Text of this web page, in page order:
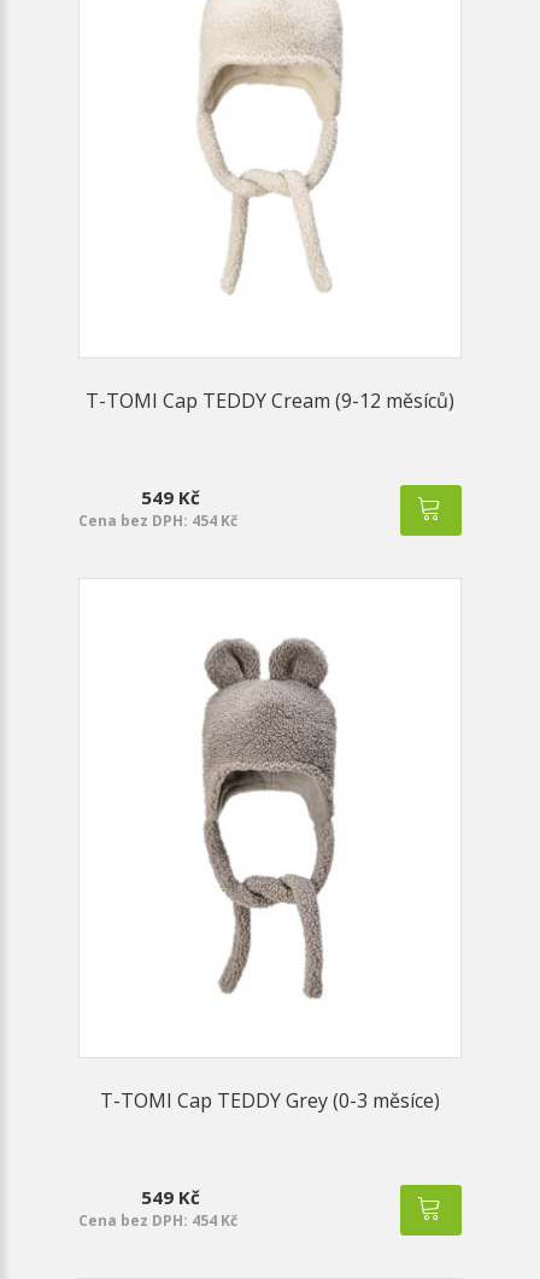
T-TOMI Cap TEDDY Cream (9-12 měsíců)
549 Kč
Cena bez DPH: 454 Kč
T-TOMI Cap TEDDY Grey (0-3 měsíce)
549 Kč
Cena bez DPH: 454 Kč